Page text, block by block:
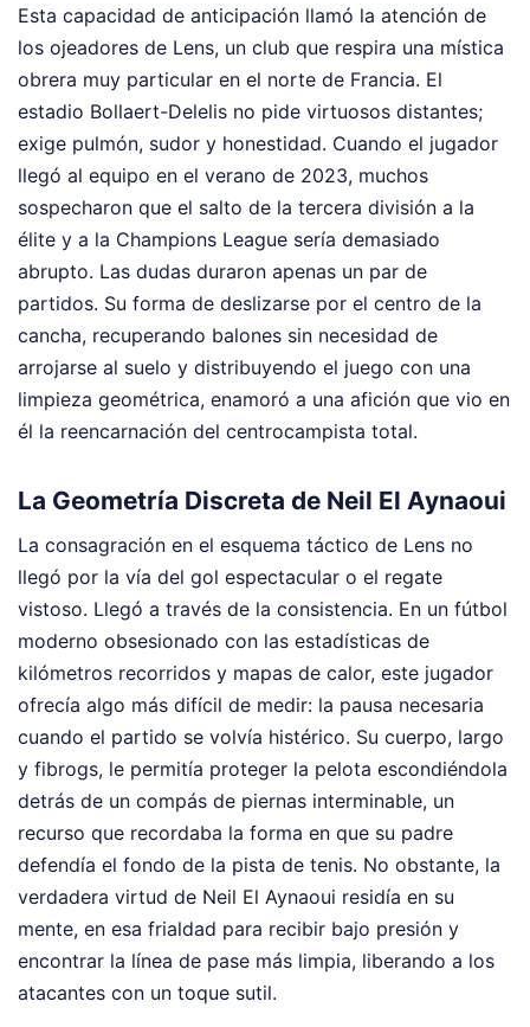
Esta capacidad de anticipación llamó la atención de
los ojeadores de Lens, un club que respira una mística
obrera muy particular en el norte de Francia. El
estadio Bollaert-Delelis no pide virtuosos distantes;
exige pulmón, sudor y honestidad. Cuando el jugador
llegó al equipo en el verano de 2023, muchos
sospecharon que el salto de la tercera división a la
élite y a la Champions League sería demasiado
abrupto. Las dudas duraron apenas un par de
partidos. Su forma de deslizarse por el centro de la
cancha, recuperando balones sin necesidad de
arrojarse al suelo y distribuyendo el juego con una
limpieza geométrica, enamoró a una afición que vio en
él la reencarnación del centrocampista total.
La Geometría Discreta de Neil El Aynaoui
La consagración en el esquema táctico de Lens no
llegó por la vía del gol espectacular o el regate
vistoso. Llegó a través de la consistencia. En un fútbol
moderno obsesionado con las estadísticas de
kilómetros recorridos y mapas de calor, este jugador
ofrecía algo más difícil de medir: la pausa necesaria
cuando el partido se volvía histérico. Su cuerpo, largo
y fibrogs, le permitía proteger la pelota escondiéndola
detrás de un compás de piernas interminable, un
recurso que recordaba la forma en que su padre
defendía el fondo de la pista de tenis. No obstante, la
verdadera virtud de Neil El Aynaoui residía en su
mente, en esa frialdad para recibir bajo presión y
encontrar la línea de pase más limpia, liberando a los
atacantes con un toque sutil.